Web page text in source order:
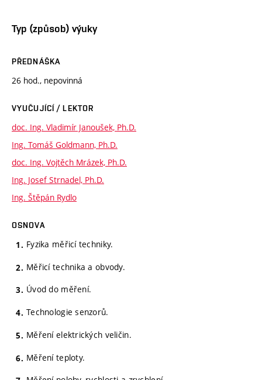
Typ (způsob) výuky
PŘEDNÁŠKA
26 hod., nepovinná
VYUČUJÍCÍ / LEKTOR
doc. Ing. Vladimír Janoušek, Ph.D.
Ing. Tomáš Goldmann, Ph.D.
doc. Ing. Vojtěch Mrázek, Ph.D.
Ing. Josef Strnadel, Ph.D.
Ing. Štěpán Rydlo
OSNOVA
Fyzika měřicí techniky.
Měřicí technika a obvody.
Úvod do měření.
Technologie senzorů.
Měření elektrických veličin.
Měření teploty.